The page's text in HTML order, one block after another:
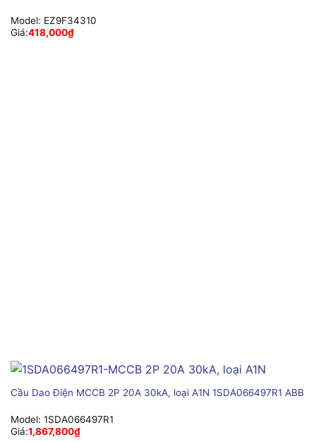
Model: EZ9F34310
Giá:418,000₫
Cầu Dao Điện MCCB 2P 20A 30kA, loại A1N 1SDA066497R1 ABB
Model: 1SDA066497R1
Giá:1,867,800₫